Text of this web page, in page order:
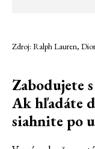
Zdroj: Ralph Lauren, Dior
Zabodujete
Ak hľadáte
siahnite po